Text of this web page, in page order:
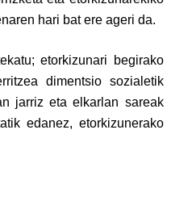
hari bat ere ageri da.
etorkizunari begirako
dimentsio sozialetik
jarriz eta elkarlan sareak
edanez, etorkizunerako